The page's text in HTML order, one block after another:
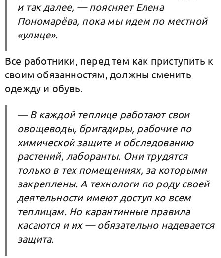
и так далее, — поясняет Елена
Пономарёва, пока мы идем по местной
«улице».
Все работники, перед тем как приступить к
своим обязанностям, должны сменить
одежду и обувь.
— В каждой теплице работают свои
овощеводы, бригадиры, рабочие по
химической защите и обследованию
растений, лаборанты. Они трудятся
только в тех помещениях, за которыми
закреплены. А технологи по роду своей
деятельности имеют доступ ко всем
теплицам. Но карантинные правила
касаются и их — обязательно надевается
защита.